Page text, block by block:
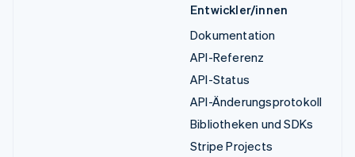
Entwickler/innen
Dokumentation
API-Referenz
API-Status
API-Änderungsprotokoll
Bibliotheken und SDKs
Stripe Projects